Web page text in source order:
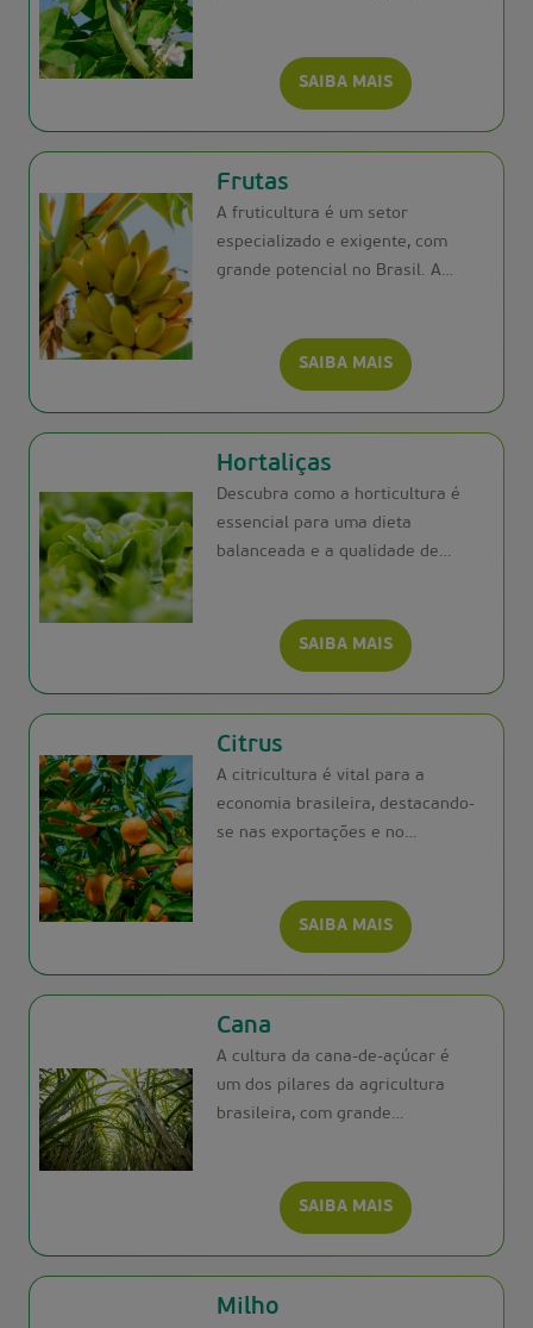
saudáveis. SAIBA MAIS
Frutas
A fruticultura é um setor
especializado e exigente, com
grande potencial no Brasil. A
focadas no fortalecimento e
ativação das plantas
SAIBA MAIS
Hortaliças
Descubra como a horticultura é
essencial para uma dieta
balanceada e a qualidade de
ativam plantas, maximizando seu
potencial produtivo.
SAIBA MAIS
Citrus
A citricultura é vital para a
economia brasileira, destacando-
se nas exportações e no
ajudam os produtores a
maximizar a qualidade e a
produtividade das lavouras de
SAIBA MAIS
Cana
A cultura da cana-de-açúcar é
um dos pilares da agricultura
brasileira, com grande
capacidade de gerar energia
renovável e produtos
diversificados a tornam uma
desenvolvimento do país. Para
SAIBA MAIS
Milho